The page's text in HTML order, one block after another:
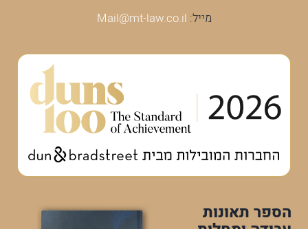
מייל: Mail@mt-law.co.il
הספר תאונות